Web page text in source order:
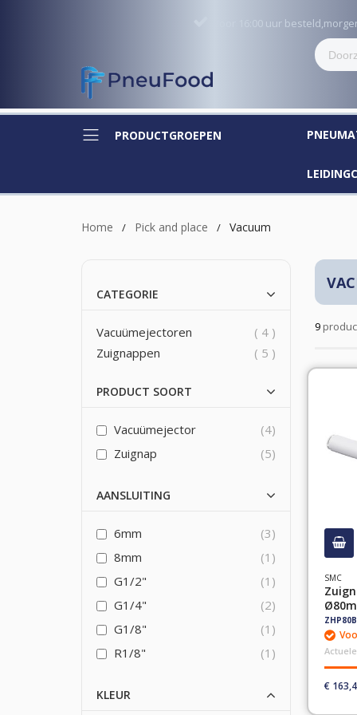
Voor 16:00 uur
PRODUCTGROEPEN
Home Pick and place Vacuum
9
SMC
€
CATEGORIE
Vacuümejectoren 4 producten
Zuignappen
5 producten
PRODUCT SOORT
Vacuümejector
4
Zuignap
5
AANSLUITING
6mm
3
8mm
1
G1/2"
1
G1/4"
2
G1/8"
1
R1/8"
1
KLEUR